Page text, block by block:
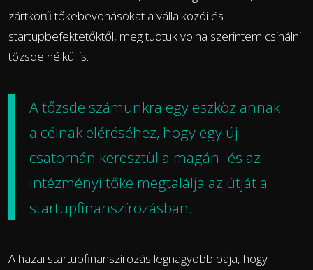
zártkörű tőkebevonásokat a vállalkozói és
startupbefektetőktől, meg tudtuk volna szerintem csinálni
tőzsde nélkül is.
A tőzsde számunkra egy eszköz annak
a célnak eléréséhez, hogy egy új
csatornán keresztül a magán- és az
intézményi tőke megtalálja az útját a
startupfinanszírozásban.
A hazai startupfinanszírozás legnagyobb baja, hogy